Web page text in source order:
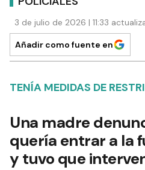
3 de julio de 2026 | 11:33
Añadir como fuente en
TENÍA MEDIDAS DE
Una madre
quería entrar a la
y tuvo que